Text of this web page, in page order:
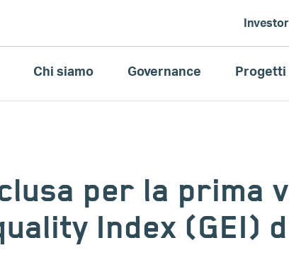
Chi siamo Governance Progetti
per la prima
Index (GEI)